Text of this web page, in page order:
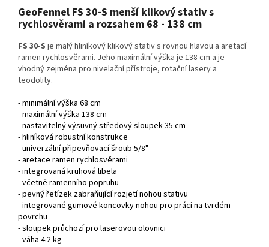
GeoFennel FS 30-S menší klikový stativ s
rychlosvěrami a rozsahem 68 - 138 cm
FS 30-S je malý hliníkový klikový stativ s rovnou hlavou a aretací
ramen rychlosvěrami. Jeho maximální výška je 138 cm a je
vhodný zejména pro nivelační přístroje, rotační lasery a
teodolity.
- minimální výška 68 cm
- maximální výška 138 cm
- nastavitelný výsuvný středový sloupek 35 cm
- hliníková robustní konstrukce
- univerzální připevňovací šroub 5/8"
- aretace ramen rychlosvěrami
- integrovaná kruhová libela
- včetně ramenního popruhu
- pevný řetízek zabraňující rozjetí nohou stativu
- integrované gumové koncovky nohou pro práci na tvrdém
povrchu
- sloupek průchozí pro laserovou olovnici
- váha 4.2 kg